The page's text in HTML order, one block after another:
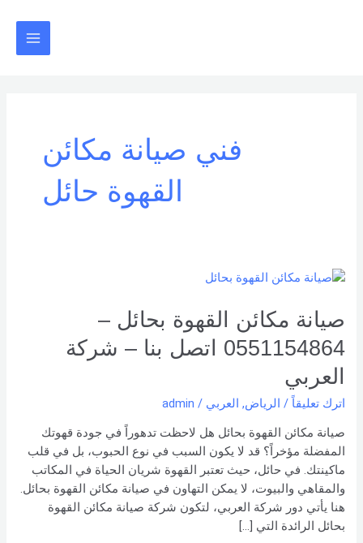
فني صيانة مكائن
القهوة حائل
صيانة مكائن القهوة بحائل –
0551154864 اتصل بنا – شركة
العربي
اترك تعليقاً / الرياض, العربي /
admin
صيانة مكائن القهوة بحائل هل لاحظت تدهوراً في جودة قهوتك
المفضلة مؤخراً؟ قد لا يكون السبب في نوع الحبوب، بل في قلب
ماكينتك. في حائل، حيث تعتبر القهوة شريان الحياة في المكاتب
والمقاهي والبيوت، لا يمكن التهاون في صيانة مكائن القهوة بحائل.
هنا يأتي دور شركة العربي، لتكون شركة صيانة مكائن القهوة
بحائل الرائدة التي […]
صيانة
القهوة
بحائل
–
0551154864
اتصل
بنا
شركة
العربي